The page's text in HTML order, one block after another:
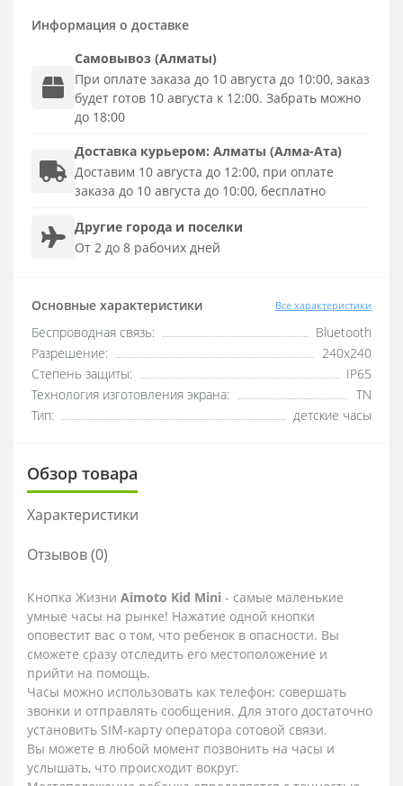
Информация о доставке
Самовывоз (Алматы)
При оплате заказа до 10 августа до 10:00, заказ
будет готов 10 августа к 12:00. Забрать можно
до 18:00
Доставка курьером: Алматы (Алма-Ата)
Доставим 10 августа до 12:00, при оплате
заказа до 10 августа до 10:00, бесплатно
Другие города и поселки
От 2 до 8 рабочих дней
Основные характеристики Все характеристики
Беспроводная связь:
Bluetooth
Разрешение:
240x240
Степень защиты:
IP65
Технология изготовления экрана:
TN
Тип:
детские часы
Обзор товара
Характеристики
Отзывов (0)
Кнопка Жизни Aimoto Kid Mini - самые маленькие
умные часы на рынке! Нажатие одной кнопки
оповестит вас о том, что ребенок в опасности. Вы
сможете сразу отследить его местоположение и
прийти на помощь.
Часы можно использовать как телефон: совершать
звонки и отправлять сообщения. Для этого достаточно
установить SIM-карту оператора сотовой связи.
Вы можете в любой момент позвонить на часы и
услышать, что происходит вокруг.